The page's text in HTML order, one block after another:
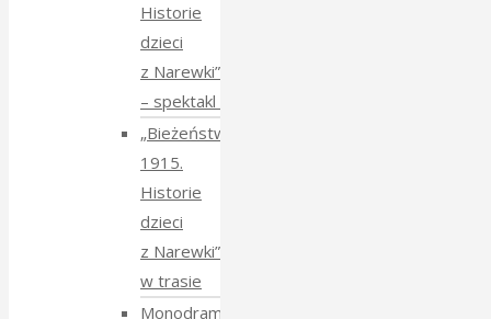
Historie
dzieci
z Narewki”
⁠–⁠ spektakl teatralny
„Bieżeństwo
1915.
Historie
dzieci
z Narewki”
w trasie
Monodram